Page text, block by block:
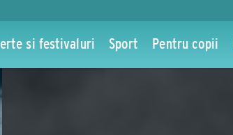
si festivaluri Sport Pentru copii